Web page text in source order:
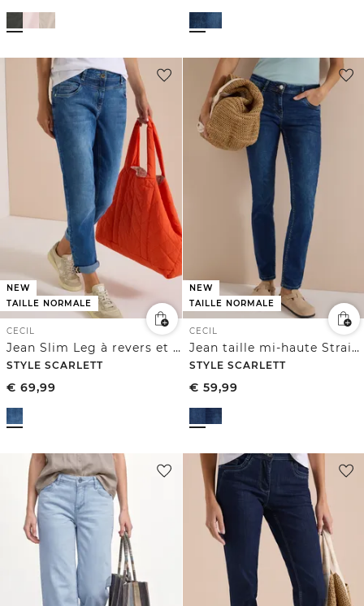
NEW
TAILLE NORMALE
CECIL
Jean Slim Leg à revers et bande léopard
STYLE SCARLETT
€ 69,99
NEW
TAILLE NORMALE
CECIL
Jean taille mi-haute Straight Leg à coupe décontractée
STYLE SCARLETT
€ 59,99